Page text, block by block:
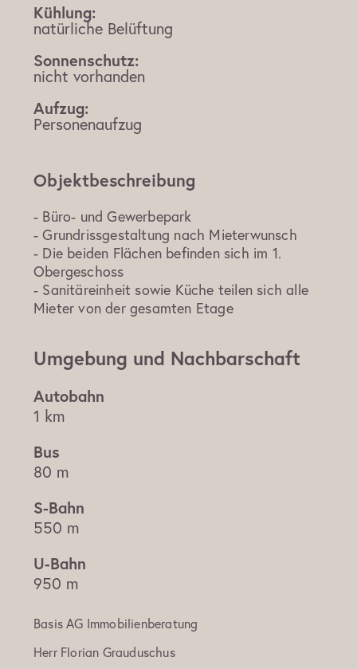
Kühlung:
natürliche Belüftung
Sonnenschutz:
nicht vorhanden
Aufzug:
Personenaufzug
Objektbeschreibung
- Büro- und Gewerbepark
- Grundrissgestaltung nach Mieterwunsch
- Die beiden Flächen befinden sich im 1.
Obergeschoss
- Sanitäreinheit sowie Küche teilen sich alle
Mieter von der gesamten Etage
Umgebung und Nachbarschaft
1 km
80 m
550 m
950 m
Basis AG Immobilienberatung
Herr Florian Grauduschus